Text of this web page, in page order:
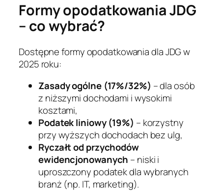
Formy opodatkowania JDG
– co wybrać?
Dostępne formy opodatkowania dla JDG w
2025 roku:
Zasady ogólne (17%/32%) – dla osób
z niższymi dochodami i wysokimi
kosztami,
Podatek liniowy (19%) – korzystny
przy wyższych dochodach bez ulg,
Ryczałt od przychodów
ewidencjonowanych – niski i
uproszczony podatek dla wybranych
branż (np. IT, marketing).